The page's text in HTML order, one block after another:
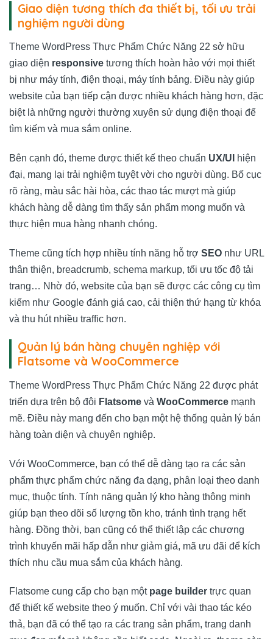
Giao diện tương thích đa thiết bị, tối ưu trải
nghiệm người dùng
Theme WordPress Thực Phẩm Chức Năng 22 sở hữu
giao diện responsive tương thích hoàn hảo với mọi thiết
bị như máy tính, điện thoại, máy tính bảng. Điều này giúp
website của bạn tiếp cận được nhiều khách hàng hơn, đặc
biệt là những người thường xuyên sử dụng điện thoại để
tìm kiếm và mua sắm online.
Bên cạnh đó, theme được thiết kế theo chuẩn UX/UI
hiện
đại, mang lại trải nghiệm tuyệt vời cho người dùng. Bố cục
rõ ràng, màu sắc hài hòa, các thao tác mượt mà giúp
khách hàng dễ dàng tìm thấy sản phẩm mong muốn và
thực hiện mua hàng nhanh chóng.
Theme cũng tích hợp nhiều tính năng hỗ trợ SEO như URL
thân thiện, breadcrumb, schema markup, tối ưu tốc độ tải
trang… Nhờ đó, website của bạn sẽ được các công cụ tìm
kiếm như Google đánh giá cao, cải thiện thứ hạng từ khóa
và thu hút nhiều traffic hơn.
Quản lý bán hàng chuyên nghiệp với
Flatsome và WooCommerce
Theme WordPress Thực Phẩm Chức Năng 22 được phát
triển dựa trên bộ đôi Flatsome và WooCommerce mạnh
mẽ. Điều này mang đến cho bạn một hệ thống quản lý bán
hàng toàn diện và chuyên nghiệp.
Với WooCommerce, bạn có thể dễ dàng tạo ra các sản
phẩm thực phẩm chức năng đa dạng, phân loại theo danh
mục, thuộc tính. Tính năng quản lý kho hàng thông minh
giúp bạn theo dõi số lượng tồn kho, tránh tình trạng hết
hàng. Đồng thời, bạn cũng có thể thiết lập các chương
trình khuyến mãi hấp dẫn như giảm giá, mã ưu đãi để kích
thích nhu cầu mua sắm của khách hàng.
Flatsome cung cấp cho bạn một page builder trực quan
để thiết kế website theo ý muốn. Chỉ với vài thao tác kéo
thả, bạn đã có thể tạo ra các trang sản phẩm, trang danh